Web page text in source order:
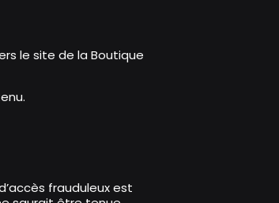
le site de la Boutique
frauduleux est